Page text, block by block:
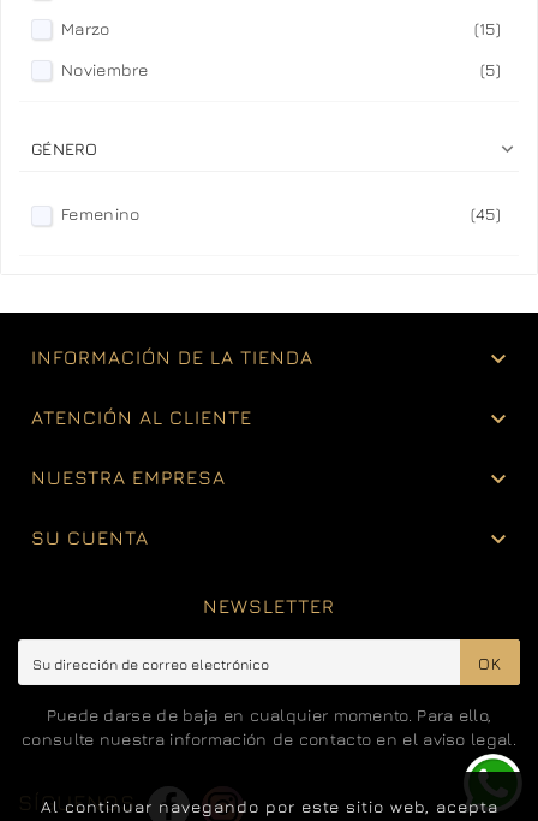
Marzo
(15)
Noviembre
(5)
GÉNERO 
Femenino (45)
INFORMACIÓN DE LA TIENDA 
ATENCIÓN AL CLIENTE 
NUESTRA EMPRESA 
SU CUENTA 
NEWSLETTER
OK
Puede darse de baja en cualquier momento. Para ello,
consulte nuestra información de contacto en el aviso legal.
SÍGUENOS
Al continuar navegando por este sitio web, acepta